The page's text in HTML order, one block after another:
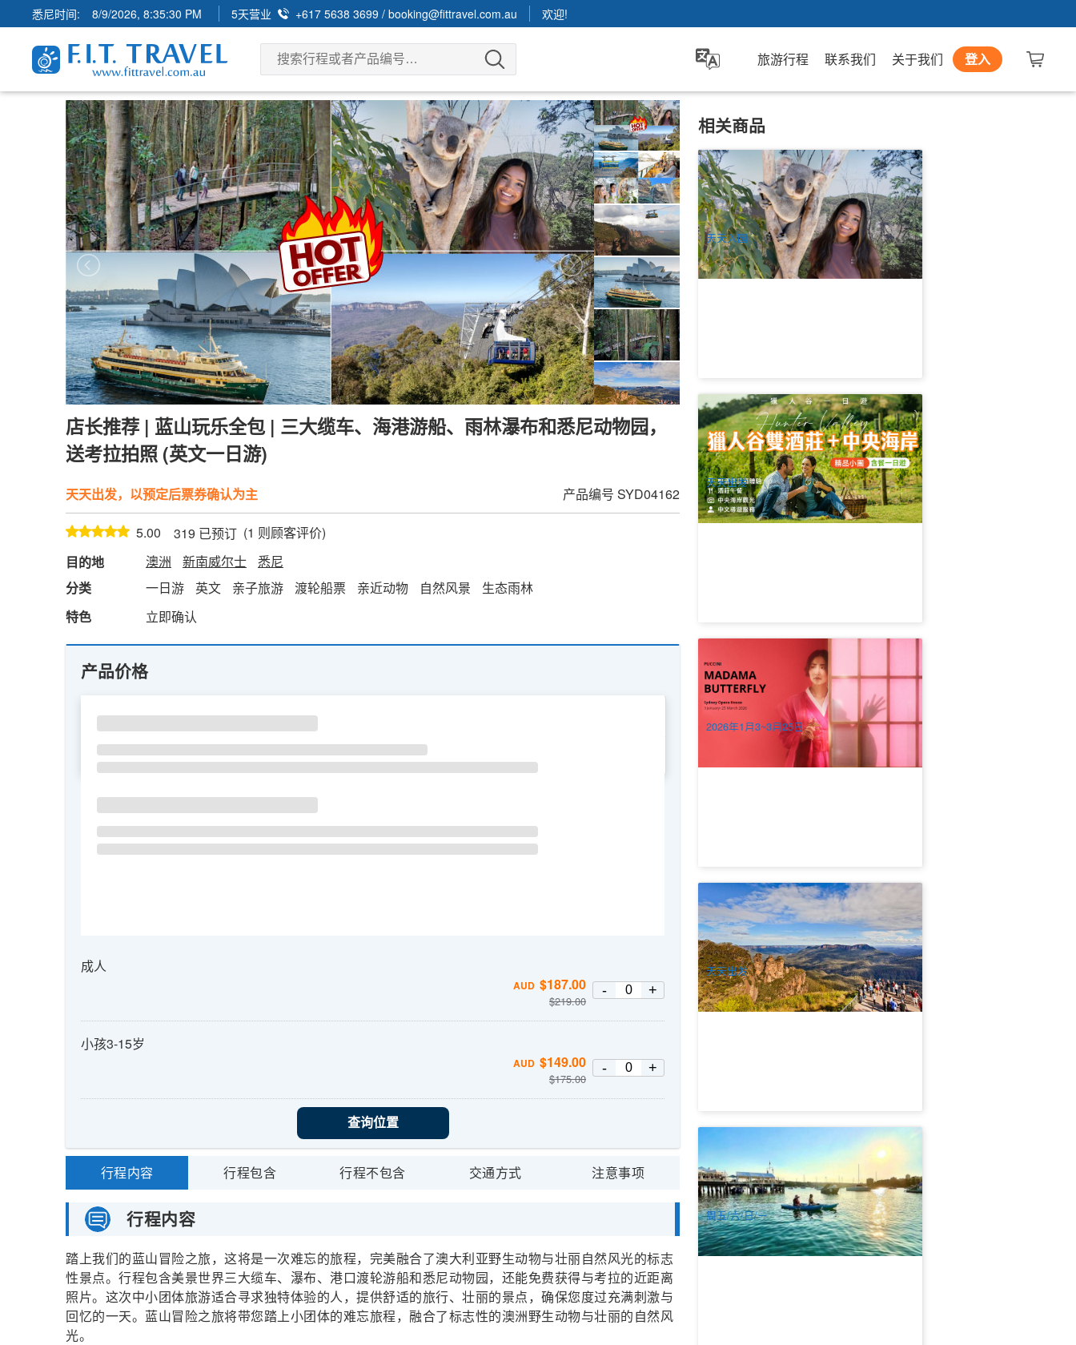
悉尼时间: 8/9/2026, 8:35:31 PM 5天营业 +617 5638 3699 /booking@fittravel.com.au 欢迎!
旅游行程 联系我们 关于我们 登入
店长推荐 | 蓝山玩乐全包 | 三大缆车、海港游船、雨林瀑布和悉尼动物园，
送考拉拍照 (英文一日游)
天天出发，以预定后票券确认为主 产品编号 SYD04162
5.00 319 已预订 (1 则顾客评价)
目的地
澳洲 新南威尔士
悉尼
分类
一日游 英文 亲子旅游 渡轮船票 亲近动物 自然风景
生态雨林
特色
立即确认
产品价格
SU MO TU WE
成人
AUD $187.00
$219.00
- +
小孩3-15岁
AUD $149.00
$175.00
- +
查询位置
行程内容 行程包含 行程不包含 交通方式 注意事项
行程内容
踏上我们的蓝山冒险之旅，这将是一次难忘的旅程，完美融合了澳大利亚野生动物与壮丽自然风光的标志
性景点。行程包含美景世界三大缆车、瀑布、港口渡轮游船和悉尼动物园，还能免费获得与考拉的近距离
照片。这次中小团体旅游适合寻求独特体验的人，提供舒适的旅行、壮丽的景点，确保您度过充满刺激与
回忆的一天。蓝山冒险之旅将带您踏上小团体的难忘旅程，融合了标志性的澳洲野生动物与壮丽的自然风
光。
相关商品
悉尼动物园(Sydney Zoo)门票及考拉体验
| 蓝山
998 已预订
AUD $38.00 $60.00
SYD04189
天天入园
猎人谷双酒庄＋中央海岸一日游 (中文) |
含午餐 | 悉尼出发
410 已预订
AUD $209.00
SYD04192
天天出发
悉尼歌剧院 必看经典歌剧 | 蝴蝶夫人
2026门票
12 已预订
AUD $149.00
SYD04672
2026年1月3~3月25日
悉尼蓝山自然之旅中文一日游 | 悉尼出发
2.7k 已预订
AUD $149.00
SYD04181
天天出发
悉尼曼利海滩 Manly Cove｜曼利海湾皮
划艇(独木舟)轻松之旅｜1.5小时适合新手
38 已预订
AUD $65.00
SYD04515
周五/六/日/ㄧ